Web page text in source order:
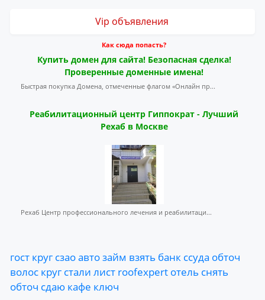
Vip объявления
Как сюда попасть?
Купить домен для сайта! Безопасная сделка!
Проверенные доменные имена!
Быстрая покупка Домена, отмеченные флагом «Онлайн пр...
Реабилитационный центр Гиппократ - Лучший
Рехаб в Москве
Рехаб Центр профессионального лечения и реабилитаци...
гост круг сзаоавтозайм взять банк ссуда обточ
волос круг стали лист roofexpert отель снять
обточ сдаю кафе ключ